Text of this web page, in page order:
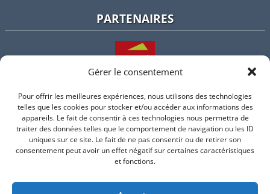
Gérer le consentement
Pour offrir les meilleures expériences, nous utilisons des technologies
telles que les cookies pour stocker et/ou accéder aux informations des
appareils. Le fait de consentir à ces technologies nous permettra de
traiter des données telles que le comportement de navigation ou les ID
uniques sur ce site. Le fait de ne pas consentir ou de retirer son
consentement peut avoir un effet négatif sur certaines caractéristiques
et fonctions.
PARTENAIRES
L'intercommunalité
Intramuros